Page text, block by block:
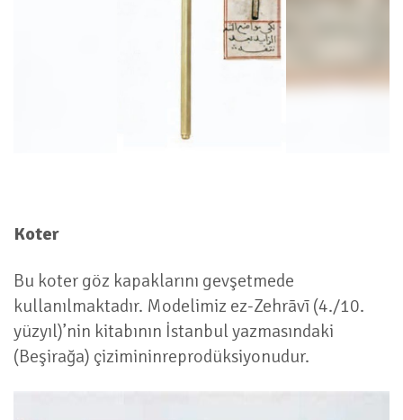
Koter
Bu koter göz kapaklarını gevşetmede
kullanılmaktadır. Modelimiz ez-Zehrāvī (4./10.
yüzyıl)’nin kitabının İstanbul yazmasındaki
(Beşirağa) çizimininreprodüksiyonudur.